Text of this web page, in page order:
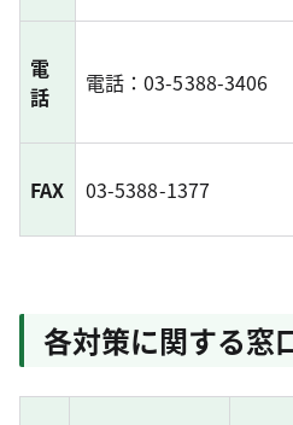
電
話
電話：03-5388-3406
FAX 03-5388-1377
各対策に関する窓